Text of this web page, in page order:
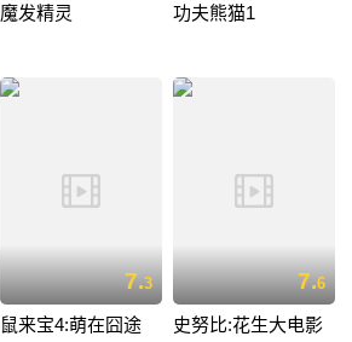
魔发精灵 功夫熊猫1
7.3
鼠来宝4:萌在囧途
7.6
史努比:花生大电影